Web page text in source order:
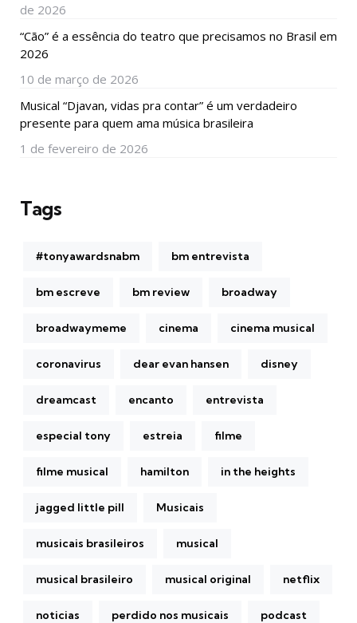
de 2026
“Cão” é a essência do teatro que precisamos no Brasil em
2026
10 de março de 2026
Musical “Djavan, vidas pra contar” é um verdadeiro
presente para quem ama música brasileira
1 de fevereiro de 2026
Tags
#tonyawardsnabm bm entrevista
bm escreve bm review broadway
broadwaymeme cinema cinema musical
coronavirus dear evan hansen disney
dreamcast encanto entrevista
especial tony estreia filme
filme musical hamilton in the heights
jagged little pill Musicais
musicais brasileiros musical
musical brasileiro musical original netflix
noticias perdido nos musicais podcast